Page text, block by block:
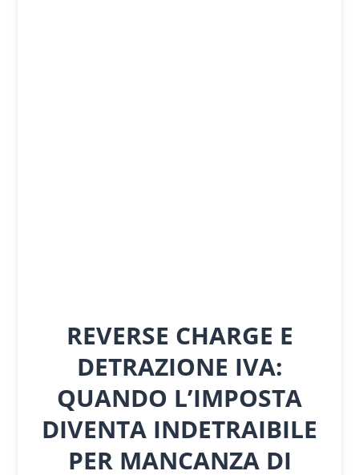
REVERSE CHARGE E
DETRAZIONE IVA:
QUANDO L’IMPOSTA
DIVENTA INDETRAIBILE
PER MANCANZA DI